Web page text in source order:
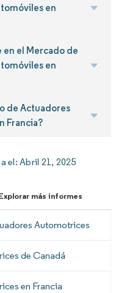
en
en el Mercado de
en
de Actuadores
Francia?
el:Abril 21, 2025
más informes
Automotrices
de Canadá
en Francia